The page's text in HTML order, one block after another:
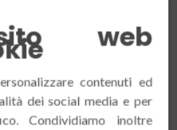
web
contenuti ed
dei social media e per
Condividiamo inoltre